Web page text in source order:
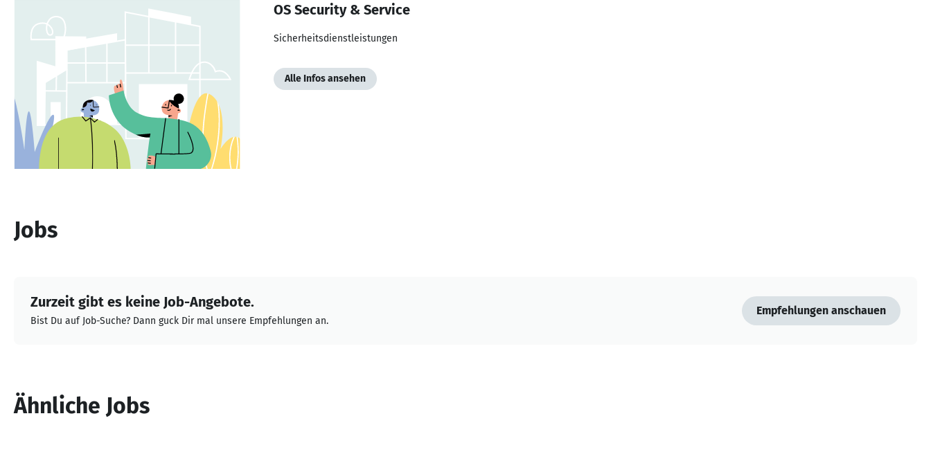
OS Security & Service
Sicherheitsdienstleistungen
Alle Infos ansehen
Jobs
Zurzeit gibt es keine Job-Angebote.
Bist Du auf Job-Suche? Dann guck Dir mal unsere Empfehlungen an.
Empfehlungen anschauen
Ähnliche Jobs